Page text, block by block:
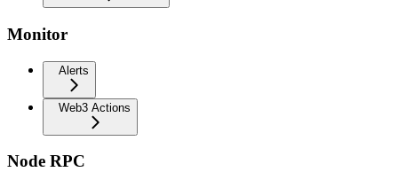
Monitor
Alerts
Web3 Actions
Node RPC